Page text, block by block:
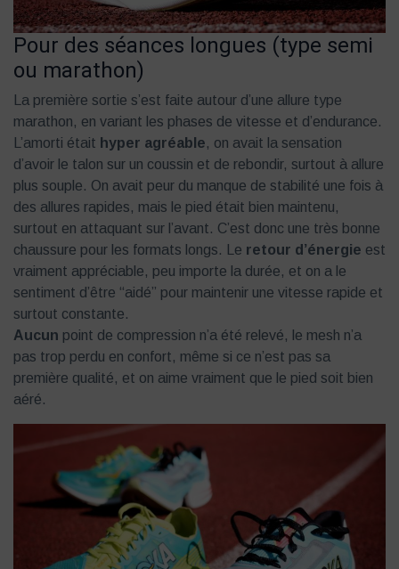
Pour des séances longues (type semi
ou marathon)
La première sortie s’est faite autour d’une allure type
marathon, en variant les phases de vitesse et d’endurance.
L’amorti était hyper agréable, on avait la sensation
d’avoir le talon sur un coussin et de rebondir, surtout à allure
plus souple. On avait peur du manque de stabilité une fois à
des allures rapides, mais le pied était bien maintenu,
surtout en attaquant sur l’avant. C’est donc une très bonne
chaussure pour les formats longs. Le retour d’énergie est
vraiment appréciable, peu importe la durée, et on a le
sentiment d’être “aidé” pour maintenir une vitesse rapide et
surtout constante.
Aucun point de compression n’a été relevé, le mesh n’a
pas trop perdu en confort, même si ce n’est pas sa
première qualité, et on aime vraiment que le pied soit bien
aéré.